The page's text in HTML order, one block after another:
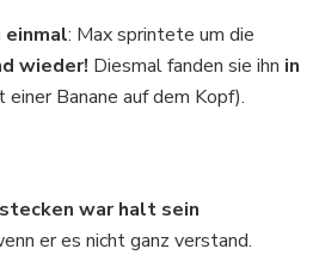
einmal: Max sprintete um die
wieder! Diesmal fanden sie ihn in
einer Banane auf dem Kopf).
war halt sein
er es nicht ganz verstand.